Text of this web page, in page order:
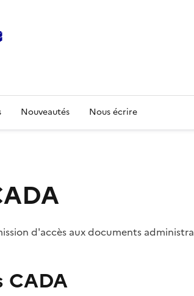
Nouveautés Nous écrire
d'accès aux documents
CADA